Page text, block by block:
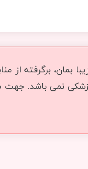
بمان، برگرفته از
نمی باشد.